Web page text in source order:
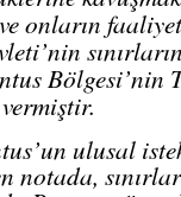
onların
Bölgesi’nin
ulusal
notada,